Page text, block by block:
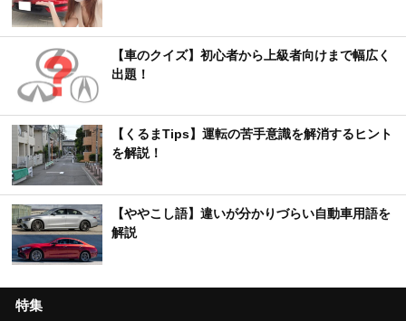
【車のクイズ】初心者から上級者向けまで幅広く
出題！
【くるまTips】運転の苦手意識を解消するヒント
を解説！
【ややこし語】違いが分かりづらい自動車用語を
解説
特集